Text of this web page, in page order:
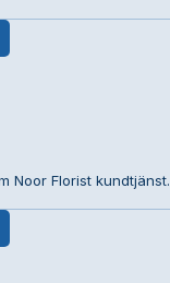
Noor Florist kundtjänst.